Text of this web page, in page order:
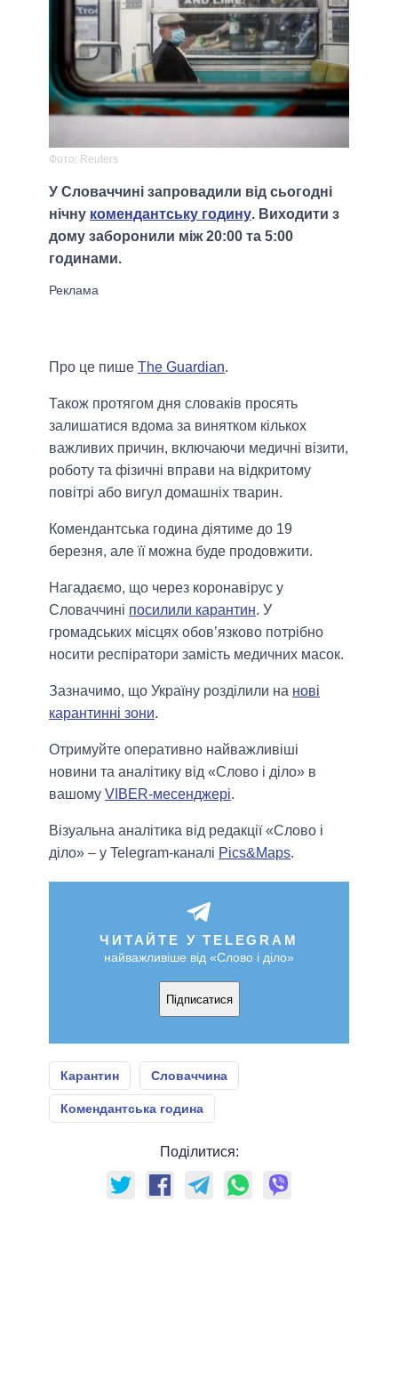
Фото: Reuters
У Словаччині запровадили від сьогодні
нічну комендантську годину. Виходити з
дому заборонили між 20:00 та 5:00
годинами.
Про це пише The Guardian.
Також протягом дня словаків просять
залишатися вдома за винятком кількох
важливих причин, включаючи медичні візити,
роботу та фізичні вправи на відкритому
повітрі або вигул домашніх тварин.
Комендантська година діятиме до 19
березня, але її можна буде продовжити.
Нагадаємо, що через коронавірус у
Словаччині посилили карантин. У
громадських місцях обов’язково потрібно
носити респіратори замість медичних масок.
Зазначимо, що Україну розділили на нові
карантинні зони.
Отримуйте оперативно найважливіші
новини та аналітику від «Слово і діло» в
вашому VIBER-месенджері.
Візуальна аналітика від редакції «Слово і
діло» – у Telegram-каналі Pics&Maps.
ЧИТАЙТЕ У TELEGRAM
найважливіше від «Слово і діло»
Підписатися
Карантин Словаччина
Комендантська година
Поділитися: